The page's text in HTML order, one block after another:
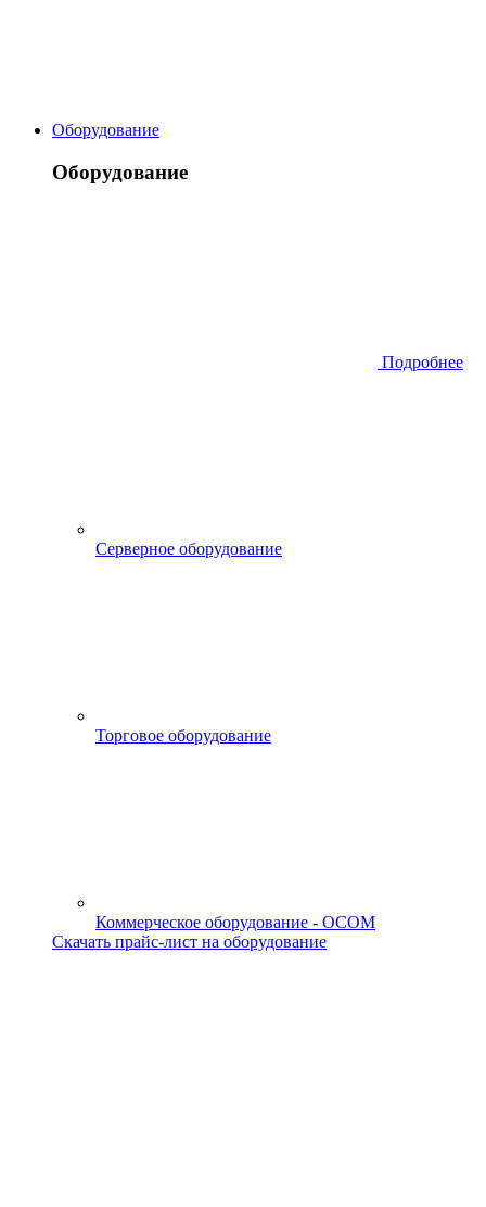
Оборудование
Оборудование
Подробнее
Серверное оборудование
Торговое оборудование
Коммерческое оборудование - OCOM
Скачать прайс-лист на оборудование